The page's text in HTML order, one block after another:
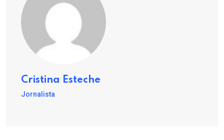
Cristina Esteche
Jornalista